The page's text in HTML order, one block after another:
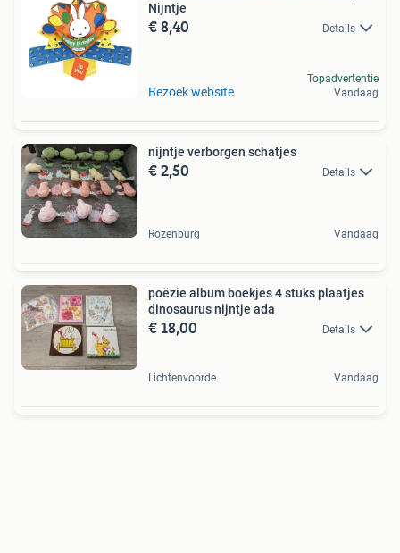
Nijntje
€ 8,40 Details
Bezoek website
Topadvertentie
Vandaag
nijntje verborgen schatjes
€ 2,50 Details
Rozenburg Vandaag
poëzie album boekjes 4 stuks plaatjes
dinosaurus nijntje ada
€ 18,00 Details
Lichtenvoorde Vandaag